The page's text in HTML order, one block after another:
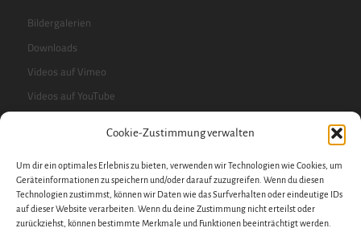
Cookie-Zustimmung verwalten
Um dir ein optimales Erlebnis zu bieten, verwenden wir Technologien wie Cookies, um
Geräteinformationen zu speichern und/oder darauf zuzugreifen. Wenn du diesen
Technologien zustimmst, können wir Daten wie das Surfverhalten oder eindeutige IDs
auf dieser Website verarbeiten. Wenn du deine Zustimmung nicht erteilst oder
zurückziehst, können bestimmte Merkmale und Funktionen beeinträchtigt werden.
Bildergalerien
Downloads
Videos auf Vimeo
Videos auf YouTube
Sidebar